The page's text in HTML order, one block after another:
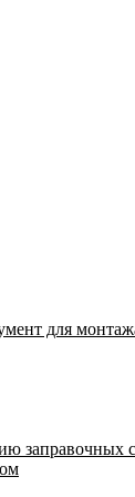
для
заправочных